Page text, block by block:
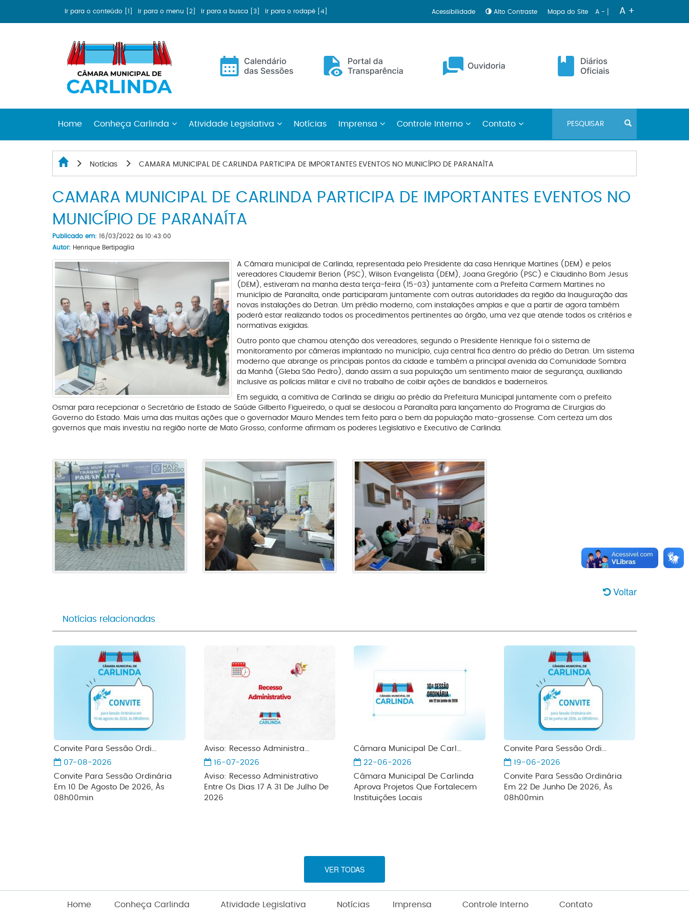
Ir para o conteúdo [1] Ir para o menu [2] Ir para a busca [3] Ir para o rodapé [4] Acessibilidade Alto Contraste Mapa do Site A - | A +
Home Conheça Carlinda Atividade Legislativa Notícias Imprensa Controle Interno Contato
Notícias CAMARA MUNICIPAL DE CARLINDA PARTICIPA DE IMPORTANTES EVENTOS NO MUNICÍPIO DE PARANAÍTA
CAMARA MUNICIPAL DE CARLINDA PARTICIPA DE IMPORTANTES EVENTOS NO
MUNICÍPIO DE PARANAÍTA
Publicado em: 16/03/2022 ás 10:43:00
Autor: Henrique Bertipaglia
A Câmara municipal de Carlinda, representada pelo Presidente da casa Henrique Martines (DEM) e pelos
vereadores Claudemir Berion (PSC), Wilson Evangelista (DEM), Joana Gregório (PSC) e Claudinho Bom Jesus
(DEM), estiveram na manha desta terça-feira (15-03) juntamente com a Prefeita Carmem Martines no
município de Paranaíta, onde participaram juntamente com outras autoridades da região da Inauguração das
novas instalações do Detran. Um prédio moderno, com instalações amplas e que a partir de agora também
poderá estar realizando todos os procedimentos pertinentes ao órgão, uma vez que atende todos os critérios e
normativas exigidas.
Outro ponto que chamou atenção dos vereadores, segundo o Presidente Henrique foi o sistema de
monitoramento por câmeras implantado no município, cuja central fica dentro do prédio do Detran. Um sistema
moderno que abrange os principais pontos da cidade e também a principal avenida da Comunidade Sombra
da Manhã (Gleba São Pedro), dando assim a sua população um sentimento maior de segurança, auxiliando
inclusive as polícias militar e civil no trabalho de coibir ações de bandidos e baderneiros.
Em seguida, a comitiva de Carlinda se dirigiu ao prédio da Prefeitura Municipal juntamente com o prefeito
Osmar para recepcionar o Secretário de Estado de Saúde Gilberto Figueiredo, o qual se deslocou a Paranaíta para lançamento do Programa de Cirurgias do
Governo do Estado. Mais uma das muitas ações que o governador Mauro Mendes tem feito para o bem da população mato-grossense. Com certeza um dos
governos que mais investiu na região norte de Mato Grosso, conforme afirmam os poderes Legislativo e Executivo de Carlinda.
Voltar
Notícias relacionadas
Convite Para Sessão Ordi...
07-08-2026
Convite Para Sessão Ordinária
Em 10 De Agosto De 2026, Às
08h00min
Aviso: Recesso Administra...
16-07-2026
Aviso: Recesso Administrativo
Entre Os Dias 17 A 31 De Julho De
2026
Câmara Municipal De Carl...
22-06-2026
Câmara Municipal De Carlinda
Aprova Projetos Que Fortalecem
Instituições Locais
Convite Para Sessão Ordi...
19-06-2026
Convite Para Sessão Ordinária
Em 22 De Junho De 2026, Às
08h00min
VER TODAS
Home Conheça Carlinda Atividade Legislativa Notícias Imprensa Controle Interno Contato